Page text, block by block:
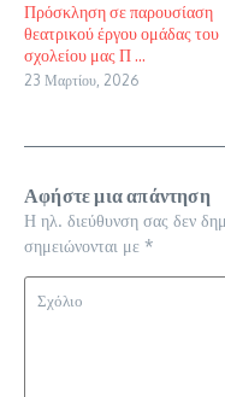
Πρόσκληση σε παρουσίαση
θεατρικού έργου ομάδας του
σχολείου μας Π ...
23 Μαρτίου, 2026
Αφήστε μια απάντηση
Η ηλ. διεύθυνση σας δεν
σημειώνονται με *